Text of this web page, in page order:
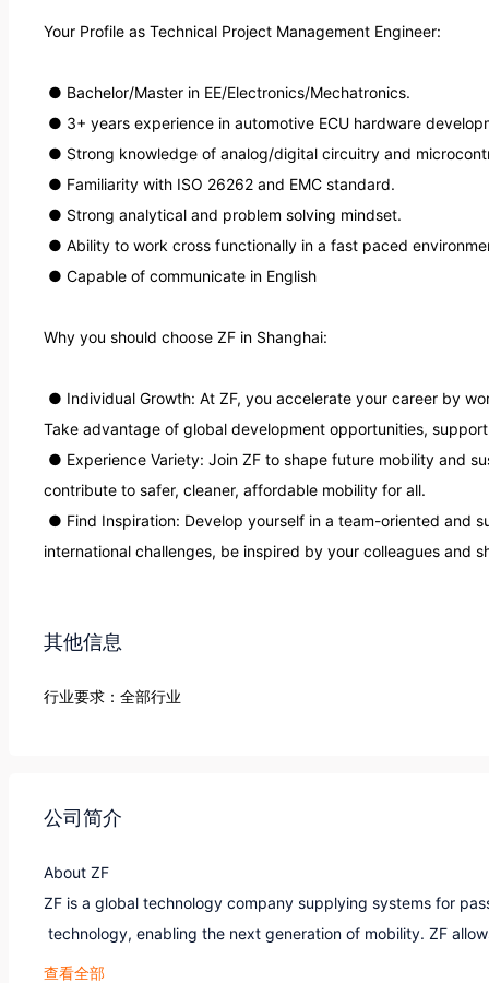
Your Profile as Technical Project Management Engineer:
Why you should choose ZF in Shanghai:
Take advantage of global development opportunities,
contribute to safer, cleaner, affordable mobility for all.
international challenges, be inspired by your colleagues and
其他信息
行业要求：全部行业
公司简介
About ZF
ZF is a global technology company supplying systems for
technology, enabling the next generation of mobility. ZF
nology domains of Vehicle Motion Control, Integrated
查看全部